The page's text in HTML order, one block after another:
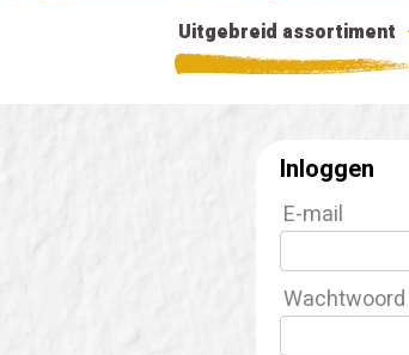
Uitgebreid assortiment
Inloggen
E-mail
Wachtwoord